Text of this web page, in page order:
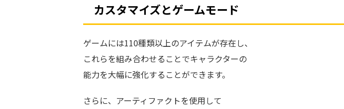
カスタマイズとゲームモード
ゲームには110種類以上のアイテムが存在し、
これらを組み合わせることでキャラクターの
能力を大幅に強化することができます。
さらに、アーティファクトを使用して